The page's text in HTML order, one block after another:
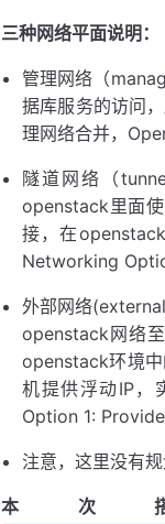
三种网络平面说明：
管理网络（
据库服务的访问
理网络合并，
隧道网络（
openstack里面
接，在
Networking
外部网络
openstack网络
openstack环境
机提供浮动IP，
Option 1:
注意，这里没有
本次